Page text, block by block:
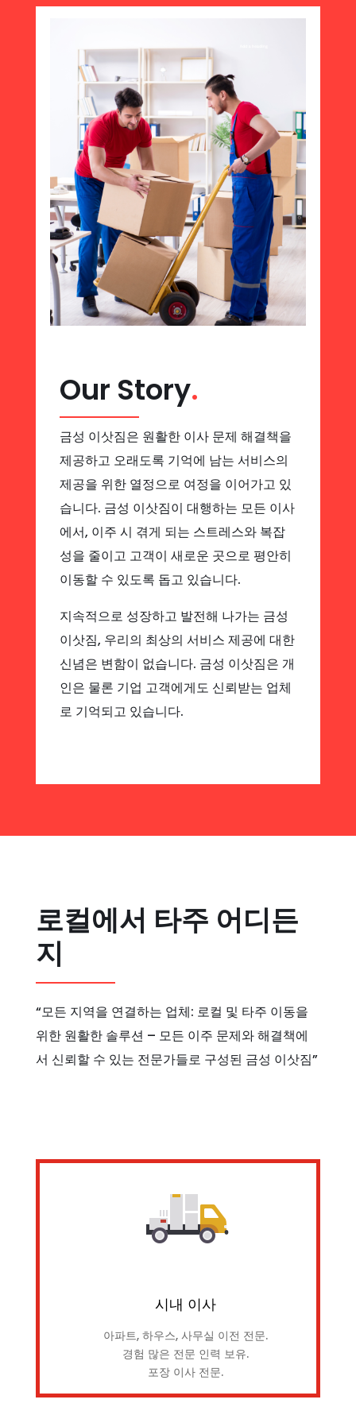
Our Story.
금성 이삿짐은 원활한 이사 문제 해결책을
제공하고 오래도록 기억에 남는 서비스의
제공을 위한 열정으로 여정을 이어가고 있
습니다. 금성 이삿짐이 대행하는 모든 이사
에서, 이주 시 겪게 되는 스트레스와 복잡
성을 줄이고 고객이 새로운 곳으로 평안히
이동할 수 있도록 돕고 있습니다.
지속적으로 성장하고 발전해 나가는 금성
이삿짐, 우리의 최상의 서비스 제공에 대한
신념은 변함이 없습니다. 금성 이삿짐은 개
인은 물론 기업 고객에게도 신뢰받는 업체
로 기억되고 있습니다.
로컬에서 타주 어디든
지
“모든 지역을 연결하는 업체: 로컬 및 타주 이동을
위한 원활한 솔루션 – 모든 이주 문제와 해결책에
서 신뢰할 수 있는 전문가들로 구성된 금성 이삿짐”
시내 이사
아파트, 하우스, 사무실 이전 전문.
경험 많은 전문 인력 보유.
포장 이사 전문.